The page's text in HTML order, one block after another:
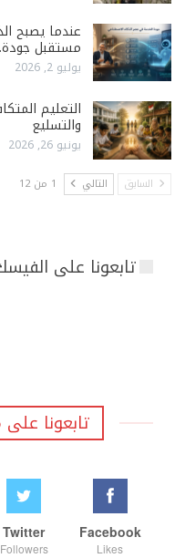
عندما يصبح
مستقبل
يوليو 2, 2026
التعليم
والتسليع
يونيو 26, 2026
السابق التالي 1 من 12
تابعونا على
تابعونا
Facebook
Likes
Twitter
Followers